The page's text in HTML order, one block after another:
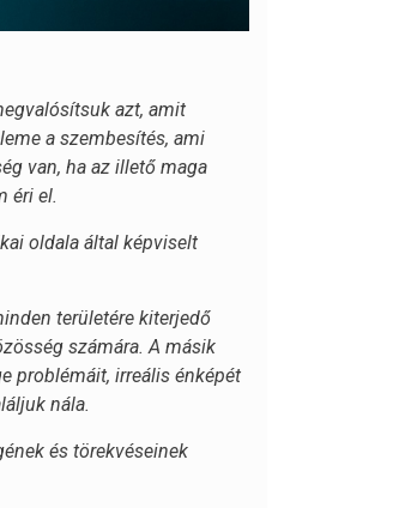
azt, amit
a szembesítés, ami
van, ha az illető maga
éri el.
oldala által képviselt
területére kiterjedő
számára. A másik
problémáit, irreális énképét
nála.
és törekvéseinek